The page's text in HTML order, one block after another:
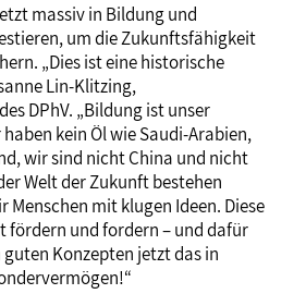
massiv in Bildung und
um die Zukunftsfähigkeit
„Dies ist eine historische
Lin-Klitzing,
DPhV. „Bildung ist unser
kein Öl wie Saudi-Arabien,
wir sind nicht China und nicht
Welt der Zukunft bestehen
Menschen mit klugen Ideen. Diese
fördern und fordern – und dafür
Konzepten jetzt das in